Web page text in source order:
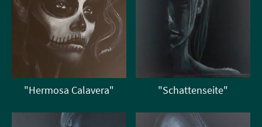
"Hermosa Calavera" "Schattenseite"